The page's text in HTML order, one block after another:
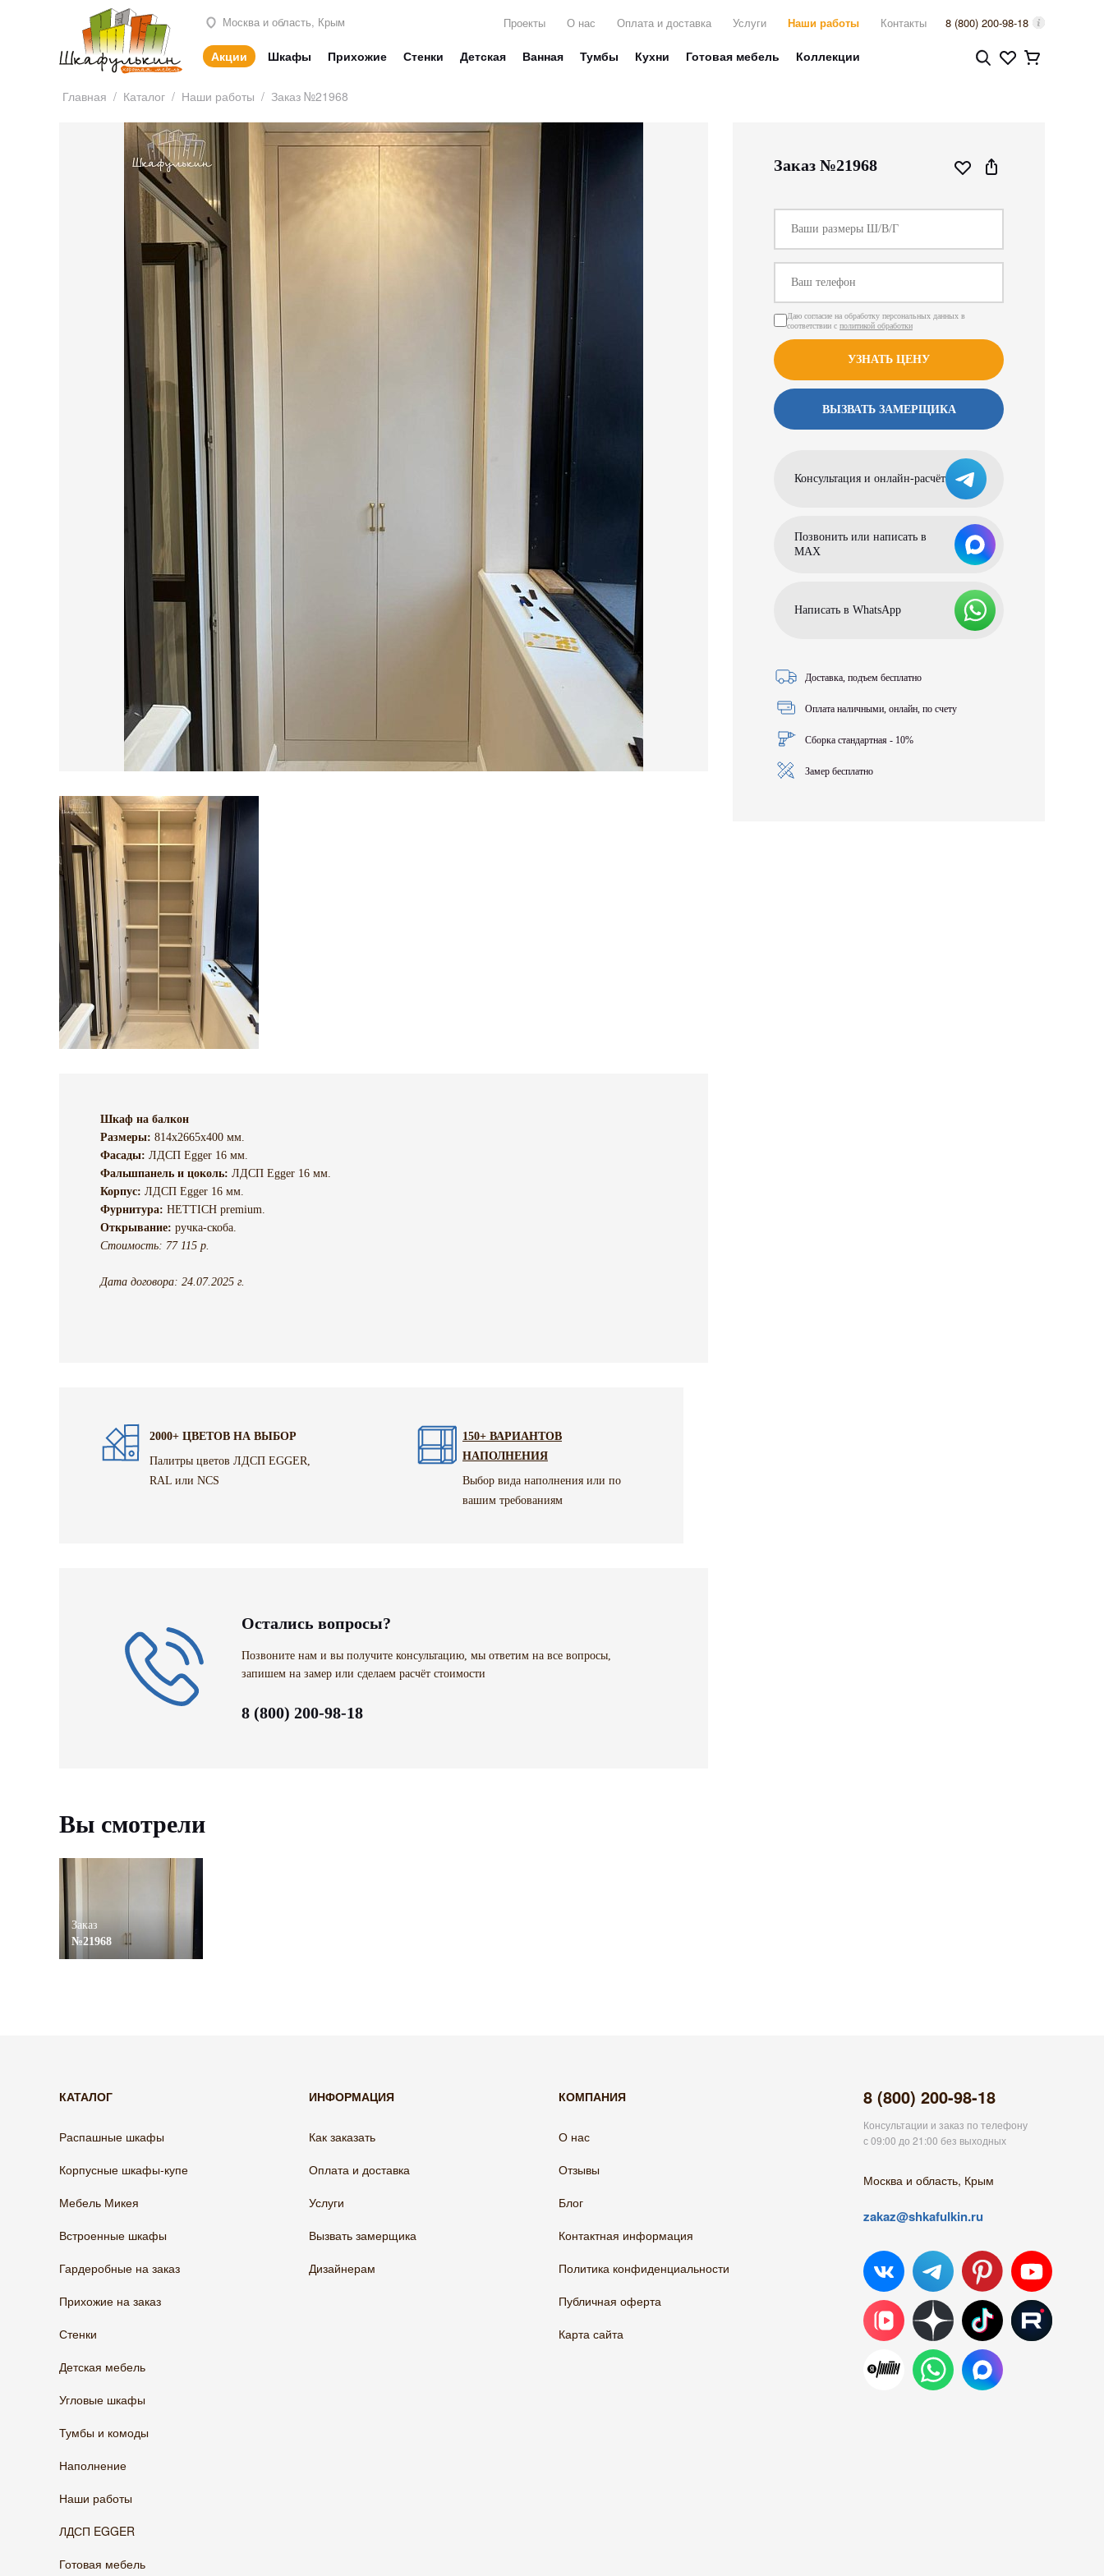
Москва и область, Крым Проекты О нас Оплата и доставка Услуги Наши работы Контакты 8 (800) 200-98-18
Акции Шкафы Прихожие Стенки Детская Ванная Тумбы Кухни Готовая мебель Коллекции
Главная / Каталог / Наши работы / Заказ №21968
Шкаф на балкон
Размеры: 814х2665х400 мм.
Фасады: ЛДСП Egger 16 мм.
Фальшпанель и цоколь: ЛДСП Egger 16 мм.
Корпус: ЛДСП Egger 16 мм.
Фурнитура: HETTICH premium.
Открывание: ручка-скоба.
Стоимость: 77 115 р.
Дата договора: 24.07.2025 г.
2000+ ЦВЕТОВ НА ВЫБОР
Палитры цветов ЛДСП EGGER,
RAL или NCS
150+ ВАРИАНТОВ
НАПОЛНЕНИЯ
Выбор вида наполнения или по
вашим требованиям
Остались вопросы?
Позвоните нам и вы получите консультацию, мы ответим на все вопросы,
запишем на замер или сделаем расчёт стоимости
8 (800) 200-98-18
Заказ №21968
Даю согласие на обработку персональных данных в
соответствии с политикой обработки
УЗНАТЬ ЦЕНУ
ВЫЗВАТЬ ЗАМЕРЩИКА
Консультация и онлайн-расчёт
Позвонить или написать в
МАХ
Написать в WhatsApp
Доставка, подъем бесплатно
Оплата наличными, онлайн, по счету
Сборка стандартная - 10%
Замер бесплатно
Вы смотрели
Заказ
№21968
КАТАЛОГ
Распашные шкафы
Корпусные шкафы-купе
Мебель Микея
Встроенные шкафы
Гардеробные на заказ
Прихожие на заказ
Стенки
Детская мебель
Угловые шкафы
Тумбы и комоды
Наполнение
Наши работы
ЛДСП EGGER
Готовая мебель
ИНФОРМАЦИЯ
Как заказать
Оплата и доставка
Услуги
Вызвать замерщика
Дизайнерам
КОМПАНИЯ
О нас
Отзывы
Блог
Контактная информация
Политика конфиденциальности
Публичная оферта
Карта сайта
8 (800) 200-98-18
Консультации и заказ по телефону
с 09:00 до 21:00 без выходных
Москва и область, Крым
zakaz@shkafulkin.ru